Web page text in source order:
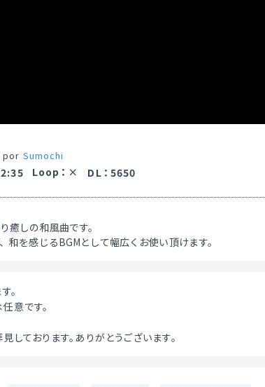
por Sumochi
2:35 Loop ： DL ： 5650
癒しの和風曲です。
を感じるBGMとして幅広くお使い頂けます。
。
意です。
ております。ありがとうございます。